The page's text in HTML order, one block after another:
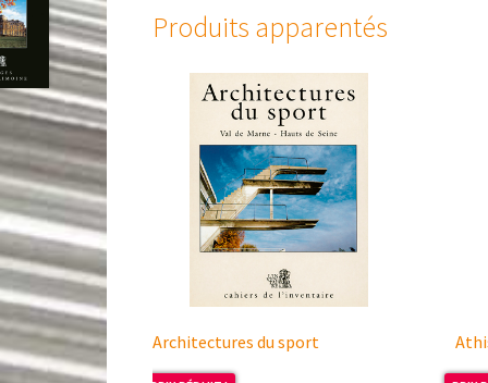
Produits apparentés
Architectures du sport